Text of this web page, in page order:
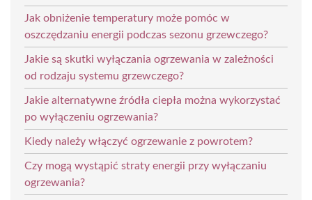
Jak obniżenie temperatury może pomóc w
oszczędzaniu energii podczas sezonu grzewczego?
Jakie są skutki wyłączania ogrzewania w zależności
od rodzaju systemu grzewczego?
Jakie alternatywne źródła ciepła można wykorzystać
po wyłączeniu ogrzewania?
Kiedy należy włączyć ogrzewanie z powrotem?
Czy mogą wystąpić straty energii przy wyłączaniu
ogrzewania?